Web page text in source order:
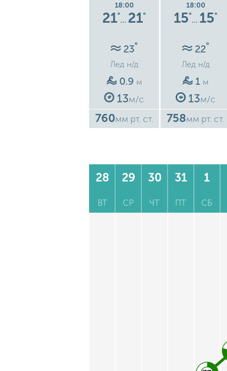
18:00
21°
… 21°
23°
Лед н/д
0.9 м
13м/с
760мм рт. ст.
18:00
15°
… 15°
22°
Лед н/д
1 м
13м/с
758мм рт. ст.
28
ВТ
29
СР
30
ЧТ
31
ПТ
1
СБ